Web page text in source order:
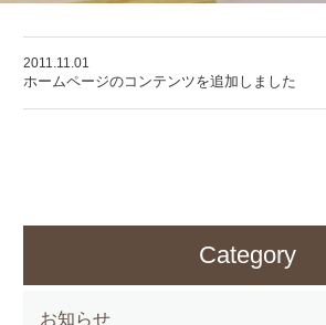
2011.11.01
ホームページのコンテンツを追加しました
Category
お知らせ